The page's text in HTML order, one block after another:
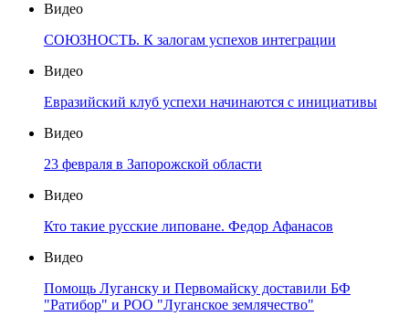
Видео
СОЮЗНОСТЬ. К залогам успехов интеграции
Видео
Евразийский клуб успехи начинаются с инициативы
Видео
23 февраля в Запорожской области
Видео
Кто такие русские липоване. Федор Афанасов
Видео
Помощь Луганску и Первомайску доставили БФ
"Ратибор" и РОО "Луганское землячество"